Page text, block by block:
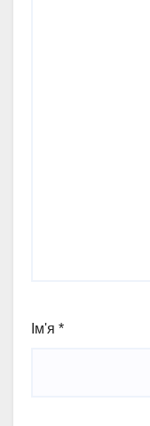
Ім'я *